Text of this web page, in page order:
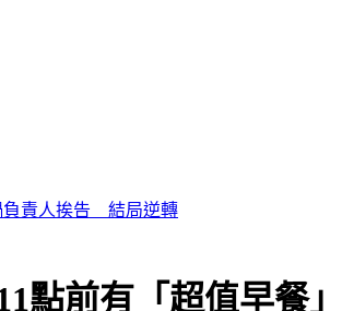
8時起封橋」 交管一次看
點前有「超值早